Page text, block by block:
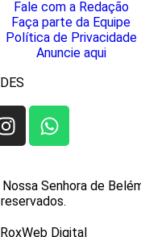
Fale com a Redação
Faça parte da Equipe
Política de Privacidade
Anuncie aqui
Senhora de
Digital